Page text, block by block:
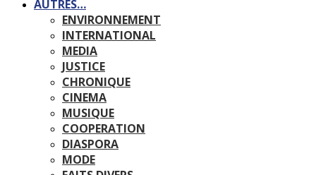
AUTRES…
ENVIRONNEMENT
INTERNATIONAL
MEDIA
JUSTICE
CHRONIQUE
CINEMA
MUSIQUE
COOPERATION
DIASPORA
MODE